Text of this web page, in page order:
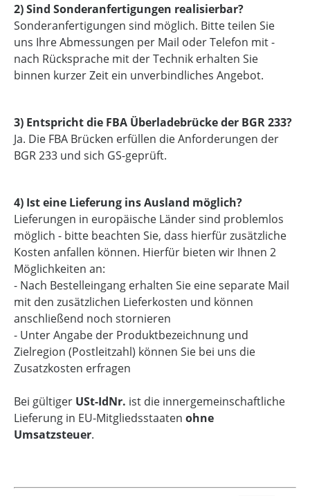
2) Sind Sonderanfertigungen realisierbar?
Sonderanfertigungen sind möglich. Bitte teilen Sie
uns Ihre Abmessungen per Mail oder Telefon mit -
nach Rücksprache mit der Technik erhalten Sie
binnen kurzer Zeit ein unverbindliches Angebot.
3) Entspricht die FBA Überladebrücke der BGR 233?
Ja. Die FBA Brücken erfüllen die Anforderungen der
BGR 233 und sich GS-geprüft.
4) Ist eine Lieferung ins Ausland möglich?
Lieferungen in europäische Länder sind problemlos
möglich - bitte beachten Sie, dass hierfür zusätzliche
Kosten anfallen können. Hierfür bieten wir Ihnen 2
Möglichkeiten an:
- Nach Bestelleingang erhalten Sie eine separate Mail
mit den zusätzlichen Lieferkosten und können
anschließend noch stornieren
- Unter Angabe der Produktbezeichnung und
Zielregion (Postleitzahl) können Sie bei uns die
Zusatzkosten erfragen
Bei gültiger USt-IdNr. ist die innergemeinschaftliche
Lieferung in EU-Mitgliedsstaaten ohne
Umsatzsteuer.